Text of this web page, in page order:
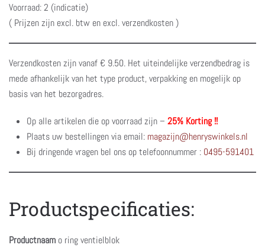
Voorraad: 2 (indicatie)
( Prijzen zijn excl. btw en excl. verzendkosten )
Verzendkosten zijn vanaf € 9.50. Het uiteindelijke verzendbedrag is
mede afhankelijk van het type product, verpakking en mogelijk op
basis van het bezorgadres.
Op alle artikelen die op voorraad zijn – 25% Korting !!
Plaats uw bestellingen via email: magazijn@henryswinkels.nl
Bij dringende vragen bel ons op telefoonnummer : 0495-591401
Productspecificaties:
Productnaam o ring ventielblok